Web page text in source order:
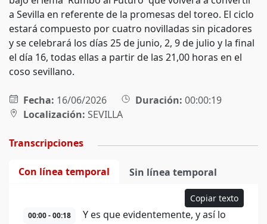
a Sevilla en referente de la promesas del toreo. El ciclo
estará compuesto por cuatro novilladas sin picadores
y se celebrará los días 25 de junio, 2, 9 de julio y la final
el día 16, todas ellas a partir de las 21,00 horas en el
coso sevillano.
Fecha: 16/06/2026 Duración: 00:00:19
Localización: SEVILLA
Transcripciones
Con línea temporal Sin línea temporal
Copiar texto
00:00 - 00:18
Y es que evidentemente, y así lo